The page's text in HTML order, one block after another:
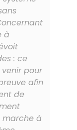
à
: ce
pour
afin
de
marche à